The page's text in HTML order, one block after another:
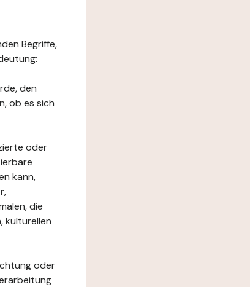
Begriffe,
den
ob es sich
oder
kann,
die
kulturellen
oder